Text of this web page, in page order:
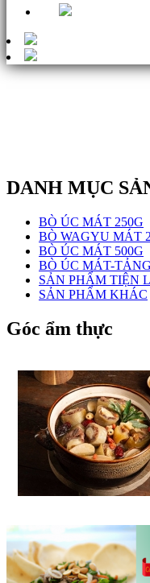
DANH MỤC
BÒ ÚC MÁT 250G
BÒ WAGYU MÁT
BÒ ÚC MÁT 500G
BÒ ÚC MÁT-TẢNG
SẢN PHẨM TIỆN
SẢN PHẨM KHÁC
Góc ẩm thực